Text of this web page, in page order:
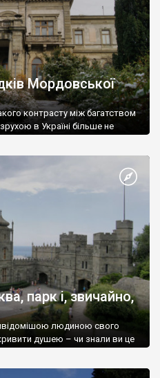
Мордовської
контрасту між багатством
в Україні більше не
парк і, звичайно,
людиною свого
душею – чи знали ви це